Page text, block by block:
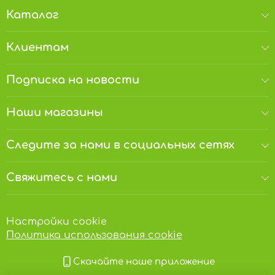
Каталог
Клиентам
Подписка на новости
Наши магазины
Следите за нами в социальных сетях
Свяжитесь с нами
Настройки cookie
Политика использования cookie
Скачайте наше приложение